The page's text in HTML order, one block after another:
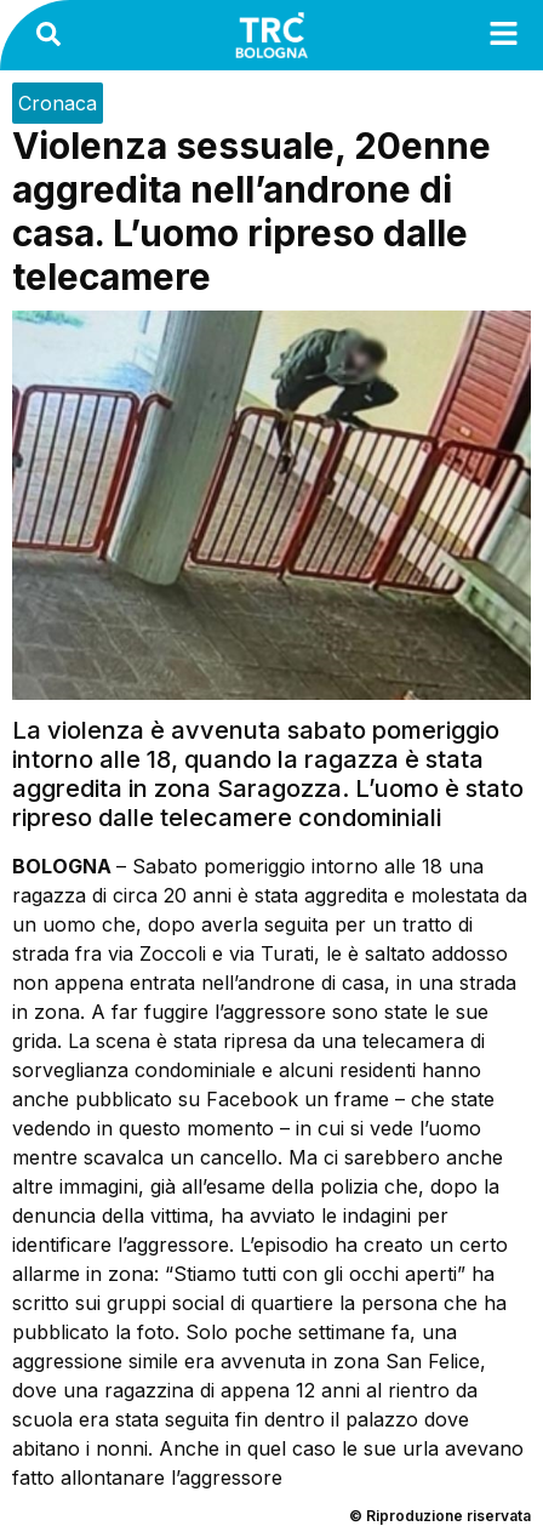
Cronaca
Violenza sessuale, 20enne
aggredita nell’androne di
casa. L’uomo ripreso dalle
telecamere
La violenza è avvenuta sabato pomeriggio
intorno alle 18, quando la ragazza è stata
aggredita in zona Saragozza. L’uomo è stato
ripreso dalle telecamere condominiali
BOLOGNA – Sabato pomeriggio intorno alle 18 una
ragazza di circa 20 anni è stata aggredita e molestata da
un uomo che, dopo averla seguita per un tratto di
strada fra via Zoccoli e via Turati, le è saltato addosso
non appena entrata nell’androne di casa, in una strada
in zona. A far fuggire l’aggressore sono state le sue
grida. La scena è stata ripresa da una telecamera di
sorveglianza condominiale e alcuni residenti hanno
anche pubblicato su Facebook un frame – che state
vedendo in questo momento – in cui si vede l’uomo
mentre scavalca un cancello. Ma ci sarebbero anche
altre immagini, già all’esame della polizia che, dopo la
denuncia della vittima, ha avviato le indagini per
identificare l’aggressore. L’episodio ha creato un certo
allarme in zona: “Stiamo tutti con gli occhi aperti” ha
scritto sui gruppi social di quartiere la persona che ha
pubblicato la foto. Solo poche settimane fa, una
aggressione simile era avvenuta in zona San Felice,
dove una ragazzina di appena 12 anni al rientro da
scuola era stata seguita fin dentro il palazzo dove
abitano i nonni. Anche in quel caso le sue urla avevano
fatto allontanare l’aggressore
© Riproduzione riservata